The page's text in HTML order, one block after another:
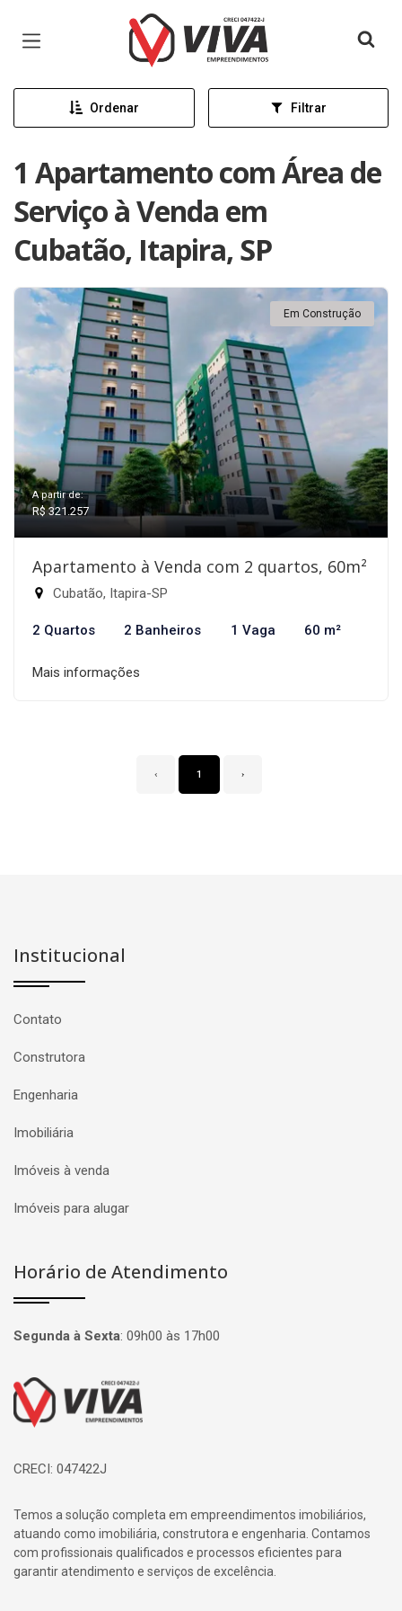
Página inicial
Ordenar Filtrar
1 Apartamento com Área de
Serviço à Venda em
Cubatão, Itapira, SP
Em Construção
A partir de:
R$ 321.257
Apartamento à Venda com 2 quartos, 60m²
Cubatão, Itapira-SP
2 Quartos 2 Banheiros 1 Vaga 60 m²
Mais informações
‹ 1 ›
Institucional
Contato
Construtora
Engenharia
Imobiliária
Imóveis à venda
Imóveis para alugar
Horário de Atendimento
Segunda à Sexta: 09h00 às 17h00
Página inicial
CRECI: 047422J
Temos a solução completa em empreendimentos imobiliários,
atuando como imobiliária, construtora e engenharia. Contamos
com profissionais qualificados e processos eficientes para
garantir atendimento e serviços de excelência.